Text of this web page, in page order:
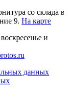
со склада в
9. На карте
и
данных